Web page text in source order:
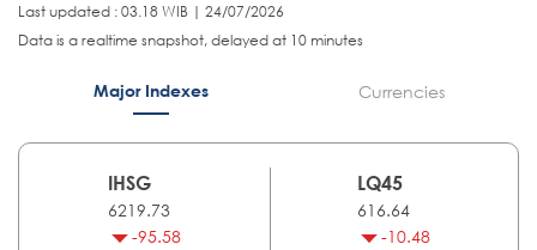
Last updated : 03.18 WIB | 24/07/2026
Data is a realtime snapshot, delayed at 10 minutes
Major Indexes Currencies
IHSG
6219.73
-95.58
LQ45
616.64
-10.48